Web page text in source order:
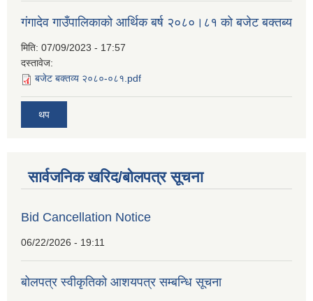
गंगादेव गाउँपालिकाको आर्थिक बर्ष २०८०।८१ को बजेट बक्तब्य
मिति: 07/09/2023 - 17:57
दस्तावेज:
बजेट बक्तव्य २०८०-०८१.pdf
थप
सार्वजनिक खरिद/बोलपत्र सूचना
Bid Cancellation Notice
06/22/2026 - 19:11
बोलपत्र स्वीकृतिको आशयपत्र सम्बन्धि सूचना